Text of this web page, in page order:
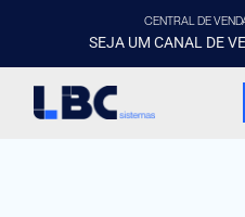
CENTRAL DE
SEJA UM CANAL DE